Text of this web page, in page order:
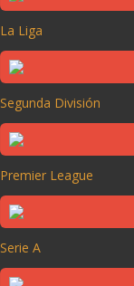
La Liga
Segunda División
Premier League
Serie A